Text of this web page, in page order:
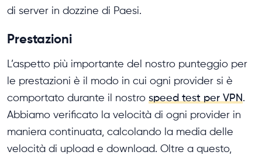
di server in dozzine di Paesi.
Prestazioni
L’aspetto più importante del nostro punteggio per
le prestazioni è il modo in cui ogni provider si è
comportato durante il nostro speed test per VPN.
Abbiamo verificato la velocità di ogni provider in
maniera continuata, calcolando la media delle
velocità di upload e download. Oltre a questo,